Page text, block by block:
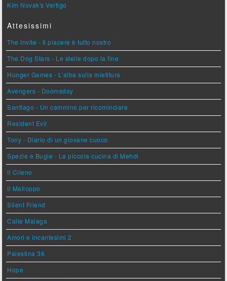
Kim Novak's Vertigo
Attesissimi
The Invite - Il piacere è tutto nostro
The Dog Stars - Le stelle dopo la fine
Hunger Games - L'alba sulla mietitura
Avengers - Doomsday
Santiago - Un cammino per ricominciare
Resident Evil
Tony - Diario di un giovane cuoco
Spezie e Bugie - La piccola cucina di Mehdi
Il Cileno
Il Malloppo
Silent Friend
Calle Malaga
Amori e Incantesimi 2
Palestina 36
Hope